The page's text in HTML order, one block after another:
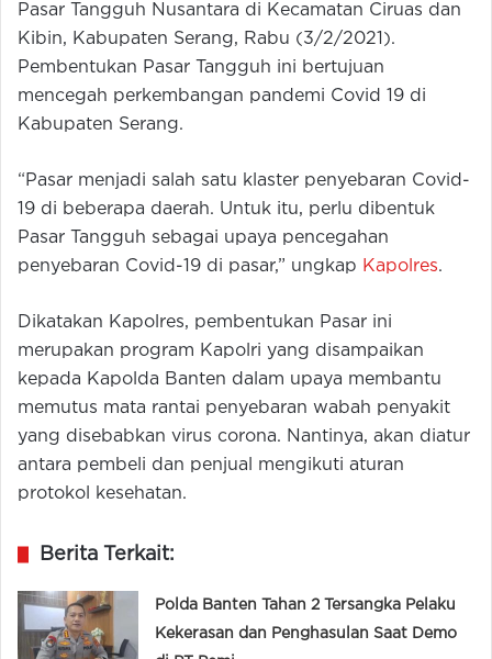
Pasar Tangguh Nusantara di Kecamatan Ciruas dan
Kibin, Kabupaten Serang, Rabu (3/2/2021).
Pembentukan Pasar Tangguh ini bertujuan
mencegah perkembangan pandemi Covid 19 di
Kabupaten Serang.
“Pasar menjadi salah satu klaster penyebaran Covid-
19 di beberapa daerah. Untuk itu, perlu dibentuk
Pasar Tangguh sebagai upaya pencegahan
penyebaran Covid-19 di pasar,” ungkap Kapolres.
Dikatakan Kapolres, pembentukan Pasar ini
merupakan program Kapolri yang disampaikan
kepada Kapolda Banten dalam upaya membantu
memutus mata rantai penyebaran wabah penyakit
yang disebabkan virus corona. Nantinya, akan diatur
antara pembeli dan penjual mengikuti aturan
protokol kesehatan.
Berita Terkait:
Polda Banten Tahan 2 Tersangka Pelaku
Kekerasan dan Penghasulan Saat Demo